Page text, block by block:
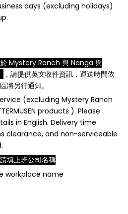
days (excluding holidays)
於 Mystery Ranch 與 Nanga 與
，請提供英文收件資訊，運送時間依
將另行通知。
(excluding Mystery Ranch
products ). Please
in English. Delivery time
clearance, and non-serviceable
填上班公司名稱
workplace name